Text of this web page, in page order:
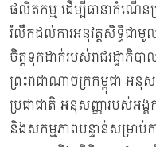
ផលិតកម្ម ដើម្បីធានាកំណើ
រំលឹកដល់ការអនុវត្តសិទ្ធិជាមូ
ចិត្តទុកដាក់របស់រាជរដ្ឋាភិប
ព្រះរាជាណាចក្រកម្ពុជា អនុ
ប្រជាជាតិ អនុសញ្ញារបស់អង្
និងសកម្មភាពបន្ទាន់សម្រាប់